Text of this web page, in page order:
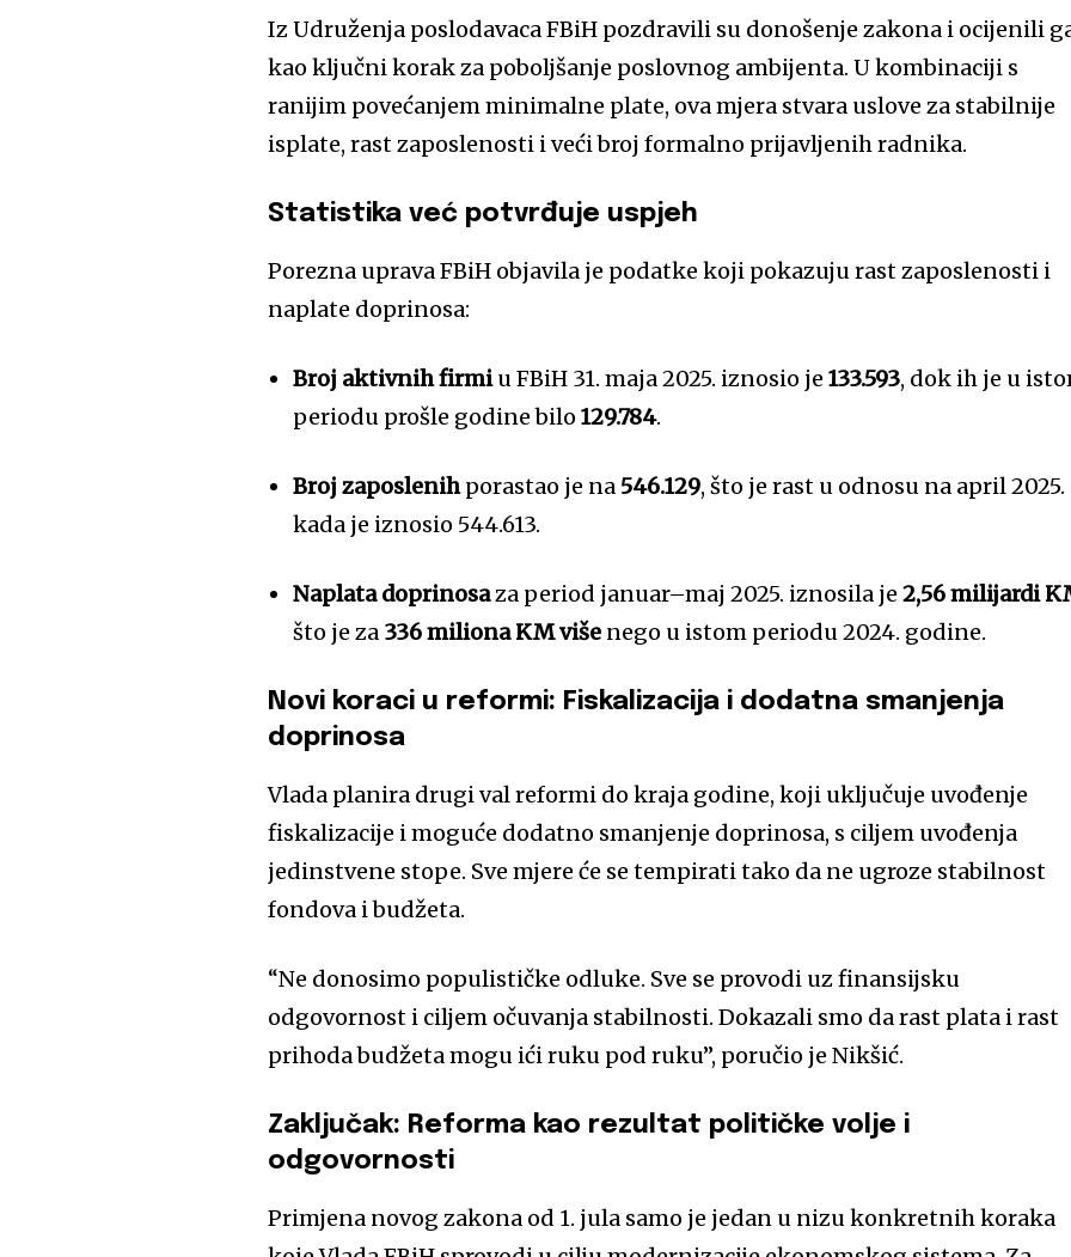
Iz Udruženja poslodavaca FBiH pozdravili su donošenje zakona i ocijenili
kao ključni korak za poboljšanje poslovnog ambijenta. U kombinaciji s
ranijim povećanjem minimalne plate, ova mjera stvara uslove za stabilnije
isplate, rast zaposlenosti i veći broj formalno prijavljenih radnika.
Statistika već potvrđuje uspjeh
Porezna uprava FBiH objavila je podatke koji pokazuju rast zaposlenosti i
naplate doprinosa:
Broj aktivnih firmiu FBiH 31. maja 2025. iznosio je133.593, dok ih je u
periodu prošle godine bilo129.784.
Broj zaposlenihporastao je na 546.129, što je rast u odnosu na april 2025.
kada je iznosio 544.613.
Naplata doprinosaza period januar–maj 2025. iznosila je2,56 milijardi
što je za 336 miliona KM više nego u istom periodu 2024. godine.
Novi koraci u reformi: Fiskalizacija i dodatna smanjenja
doprinosa
Vlada planira drugi val reformi do kraja godine, koji uključuje uvođenje
fiskalizacije i moguće dodatno smanjenje doprinosa, s ciljem uvođenja
jedinstvene stope. Sve mjere će se tempirati tako da ne ugroze stabilnost
fondova i budžeta.
“Ne donosimo populističke odluke. Sve se provodi uz finansijsku
odgovornost i ciljem očuvanja stabilnosti. Dokazali smo da rast plata i rast
prihoda budžeta mogu ići ruku pod ruku”, poručio je Nikšić.
Zaključak: Reforma kao rezultat političke volje i
odgovornosti
Primjena novog zakona od 1. jula samo je jedan u nizu konkretnih koraka